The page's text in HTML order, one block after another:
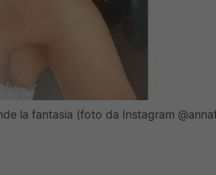
la fantasia (foto da Instagram